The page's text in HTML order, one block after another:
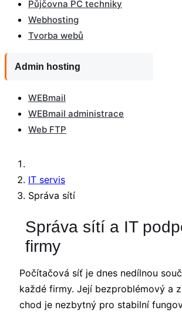
Půjčovna PC techniky
Webhosting
Tvorba webů
Admin hosting
WEBmail
WEBmail administrace
Web FTP
IT servis
Správa sítí
Správa sítí a IT
firmy
Počítačová síť je dnes nedílnou
každé firmy. Její bezproblémový a
chod je nezbytný pro stabilní